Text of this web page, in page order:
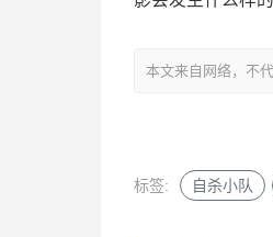
本文来自网络，不
标签: 自杀小队